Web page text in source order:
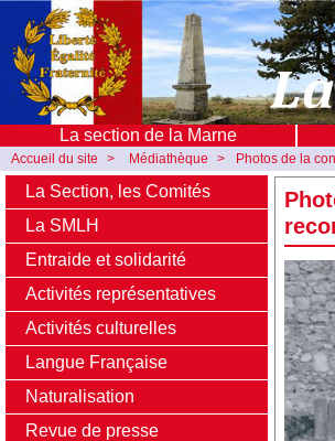
La section de la Marne
Accueil du site > Médiathèque > Photos de la
La Section, les Comités
La SMLH
Entraide et solidarité
Activités représentatives
Activités culturelles
Langue Française
Naturalisation
Revue de presse